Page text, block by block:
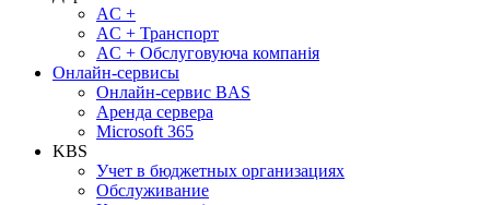
AC +
AC + Транспорт
AC + Обслуговуюча компанія
Онлайн-сервисы
Онлайн-сервис BAS
Аренда сервера
Microsoft 365
KBS
Учет в бюджетных организациях
Обслуживание